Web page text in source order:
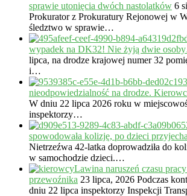
sprawie utonięcia dwóch nastolatków 6
Prokurator z Prokuratury Rejonowej w
śledztwo w sprawie…
wypadek na DK32! Nie żyją dwie
lipca, na drodze krajowej numer 32
i…
nieodpowiedzialność na drodze.
W dniu 22 lipca 2026 roku w
inspektorzy…
spowodowała kolizję, po dzieci
Nietrzeźwa 42-latka doprowadziła do
w samochodzie dzieci.…
Lawina naruszeń czasu
przewoźnika 23 lipca, 2026 Podczas
dniu 22 lipca inspektorzy Inspekcji